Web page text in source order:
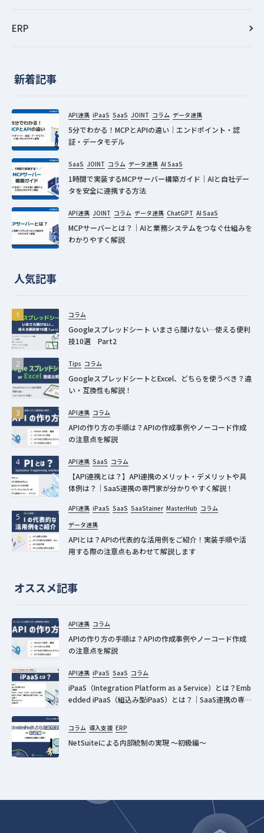
ERP
新着記事
API連携 iPaaS SaaS JOINT コラム データ連携
5分でわかる！MCPとAPIの違い｜エンドポイント・認
証・データモデル
SaaS JOINT コラム データ連携 AI SaaS
1時間で実装するMCPサーバー構築ガイド｜AIと自社デー
タを安全に連携する方法
API連携 JOINT コラム データ連携 ChatGPT AI SaaS
MCPサーバーとは？｜AIと業務システムをつなぐ仕組みを
わかりやすく解説
人気記事
コラム
Googleスプレッドシート いまさら聞けない…使える便利
技10選 Part2
Tips コラム
GoogleスプレッドシートとExcel、どちらを使うべき？違
い・互換性も解説！
API連携 コラム
APIの作り方の手順は？APIの作成事例やノーコード作成
の注意点を解説
API連携 SaaS コラム
【API連携とは？】API連携のメリット・デメリットや具
体例は？｜SaaS連携の専門家が分かりやすく解説！
API連携 iPaaS SaaS SaaStainer MasterHub コラム
データ連携
APIとは？APIの代表的な活用例をご紹介！実装手順や活
用する際の注意点もあわせて解説します
オススメ記事
API連携 コラム
APIの作り方の手順は？APIの作成事例やノーコード作成
の注意点を解説
API連携 iPaaS SaaS コラム
iPaaS（Integration Platform as a Service）とは？Emb
edded iPaaS（組込み型iPaaS）とは？｜SaaS連携の専門
コラム 導入支援 ERP
NetSuiteによる内部統制の実現 ～初級編～